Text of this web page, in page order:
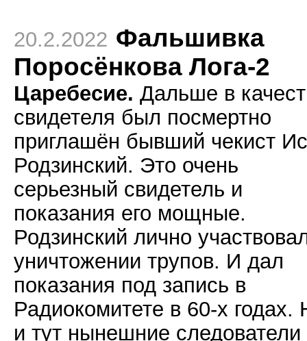
20.2.2022 Фальшивка
Поросёнкова Лога-2
Царебесие. Дальше в
свидетеля был посмертно
приглашён бывший чекист
Родзинский. Это очень
серьезный свидетель и
показания его мощные.
Родзинский лично
уничтожении трупов. И дал
показания под запись в
Радиокомитете в 60-х годах.
и тут нынешние следователи